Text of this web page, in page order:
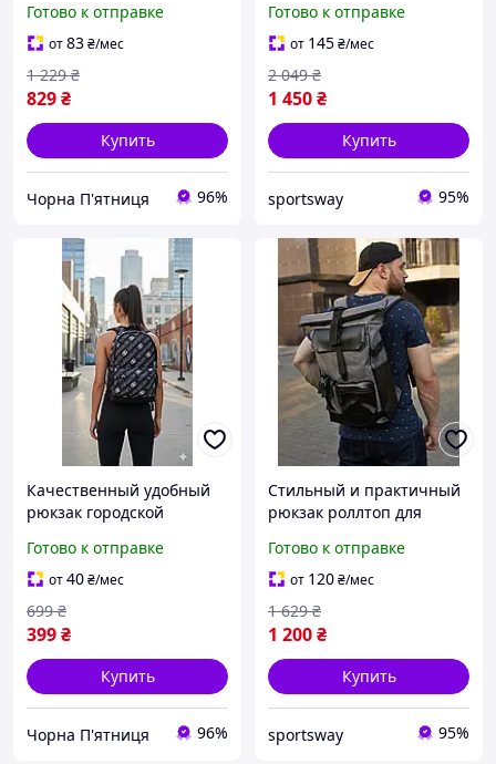
практичный
вместительный стильный
Готово к отправке
от83₴/мес
829₴
1 229 ₴
Купить
Чорна П'ятниця 96%
путешествий черного
цвета из экокожи
Готово к отправке
от 145₴/мес
1 450₴
2 049 ₴
Купить
sportsway 95%
Качественный удобный
рюкзак городской
учебы прогулочный
практичный школьный
стильный Under Armour
Готово к отправке
от40₴/мес
399₴
699 ₴
Купить
Чорна П'ятниця 96%
Стильный и практичный
рюкзак роллтоп для
путешествий
комбинированный,
серого цвета
Готово к отправке
от 120₴/мес
1 200₴
1 629 ₴
Купить
sportsway 95%